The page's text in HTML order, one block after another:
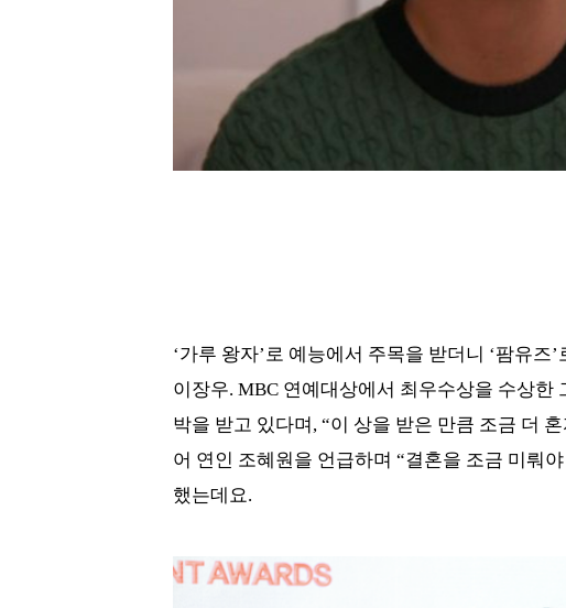
‘가루 왕자’로 예능에서 주목을 받더니 ‘팜유
이장우. MBC 연예대상에서 최우수상을 수상
박을 받고 있다며, “이 상을 받은 만큼 조금 더
어 연인 조혜원을 언급하며 “결혼을 조금 미뤄
했는데요.